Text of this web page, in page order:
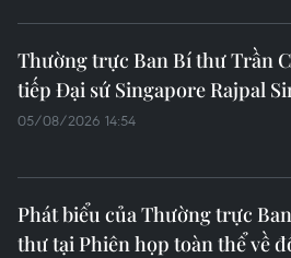
Thường trực Ban Bí thư Trần
tiếp Đại sứ Singapore Rajpal
05/08/2026 14:54
Phát biểu của Thường trực
thư tại Phiên họp toàn thể về